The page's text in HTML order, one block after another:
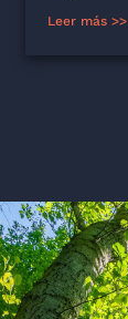
Leer más >>